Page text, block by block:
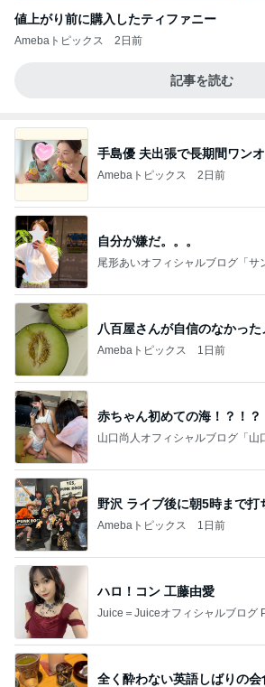
値上がり前に購入したティファニー
Amebaトピックス 2日前
記事を読む
手島優 夫出張で長期間ワン
Amebaトピックス 2日前
自分が嫌だ。。。
尾形あいオフィシャルブログ「サ
八百屋さんが自信のなかった
Amebaトピックス 1日前
赤ちゃん初めての海！？！？
山口尚人オフィシャルブログ「山
野沢 ライブ後に朝5時まで打
Amebaトピックス 1日前
ハロ！コン 工藤由愛
Juice＝Juiceオフィシャルブログ
全く酔わない英語しばりの会